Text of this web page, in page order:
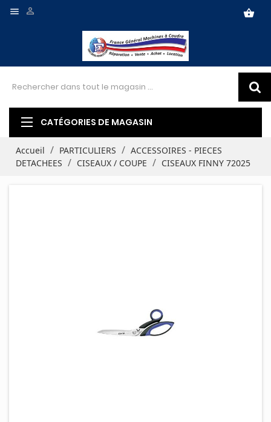
 shopping_basket

CATÉGORIES DE MAGASIN
Accueil PARTICULIERS
ACCESSOIRES - PIECES
DETACHEES
CISEAUX / COUPE CISEAUX FINNY 72025